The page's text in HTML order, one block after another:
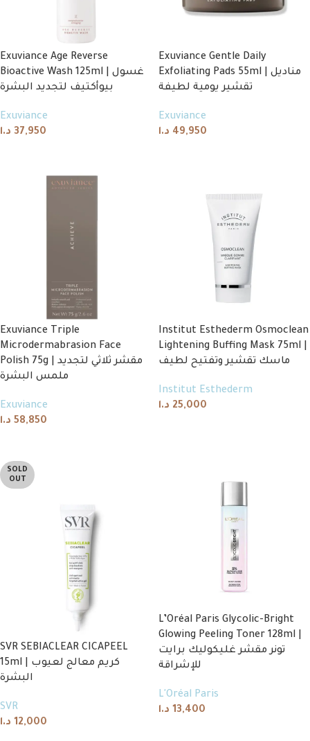
Exuviance Age Reverse
Bioactive Wash 125ml | غسول
بيوأكتيف لتجديد البشرة
Exuviance
37,950 د.ا
Exuviance Gentle Daily
Exfoliating Pads 55ml | مناديل
تقشير يومية لطيفة
Exuviance
49,950 د.ا
Exuviance Triple
Microdermabrasion Face
Polish 75g | مقشر ثلاثي لتجديد
ملمس البشرة
Exuviance
58,850 د.ا
Institut Esthederm Osmoclean
Lightening Buffing Mask 75ml |
ماسك تقشير وتفتيح لطيف
Institut Esthederm
25,000 د.ا
SOLD
OUT
SVR SEBIACLEAR CICAPEEL
15ml | كريم معالج لعيوب
البشرة
SVR
12,000 د.ا
L’Oréal Paris Glycolic-Bright
Glowing Peeling Toner 128ml |
تونر مقشر غليكوليك برايت
للإشراقة
L'Oréal Paris
13,400 د.ا